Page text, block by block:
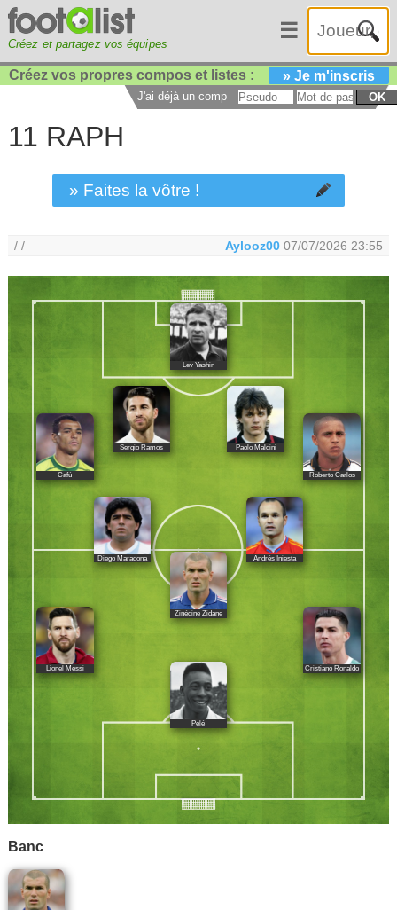
Créez et partagez vos équipes
☰
Créez vos propres compos et listes : » Je m'inscris
J'ai déjà un compte : OK
11 RAPH
» Faites la vôtre !
/ / Aylooz00 07/07/2026 23:55
Lev Yashin
Cafú
Sergio Ramos Paolo Maldini
Roberto Carlos
Diego Maradona Andrés Iniesta
Zinédine Zidane
Cristiano Ronaldo
Lionel Messi
Pelé
Banc